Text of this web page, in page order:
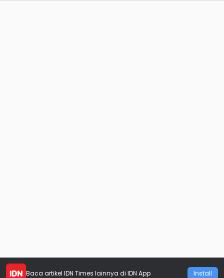
Baca artikel IDN Times lainnya di IDN App Install